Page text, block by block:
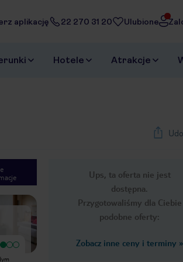
aplikację 22 270 31 20 Ulubione
Hotele Atrakcje
Ups, ta oferta nie jest
dostępna.
Przygotowaliśmy dla Ciebie
podobne oferty:
Zobacz inne ceny i terminy »
Next slide
1/43
Bardzo dobry Bardzo